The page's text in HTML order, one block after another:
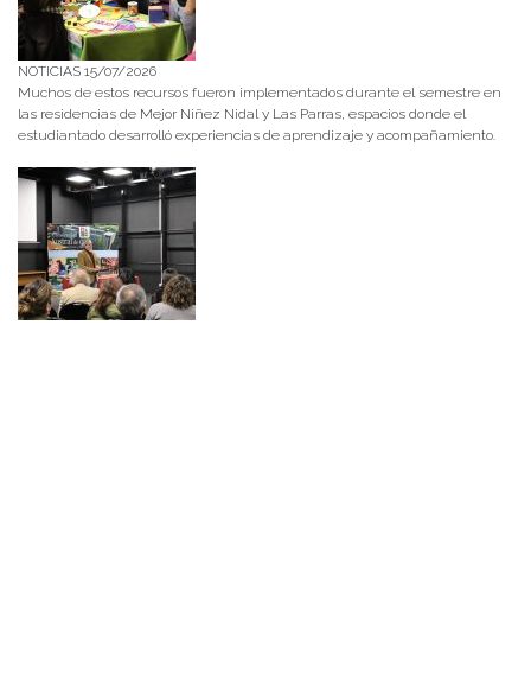
NOTICIAS 15/07/2026
Muchos de estos recursos fueron implementados durante el semestre en
las residencias de Mejor Niñez Nidal y Las Parras, espacios donde el
estudiantado desarrolló experiencias de aprendizaje y acompañamiento.